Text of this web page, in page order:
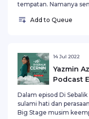
tempatan. Namanya
Oh My English! dan
minggu ini.
Add to Queue
14 Jul 2022
Yazmin
Podcast
Dalam episod Di
sulami hati dan
Big Stage musim